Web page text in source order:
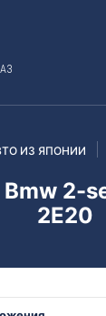
ИЗ ЯПОНИИ
2-
2E20